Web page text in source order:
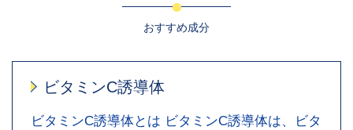
おすすめ成分
ビタミンC誘導体
ビタミンC誘導体とは ビタミンC誘導体は、ビタ